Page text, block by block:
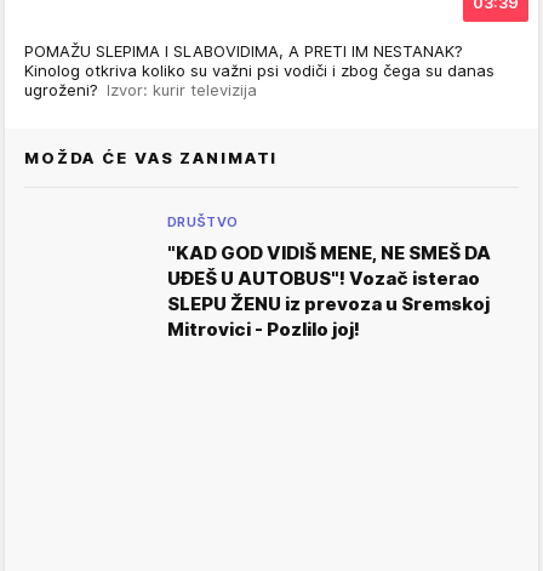
POMAŽU SLEPIMA I SLABOVIDIMA, A PRETI IM NESTANAK?
Kinolog otkriva koliko su važni psi vodiči i zbog čega su danas
ugroženi? Izvor: kurir televizija
MOŽDA ĆE VAS ZANIMATI
DRUŠTVO
"KAD GOD VIDIŠ MENE, NE SMEŠ DA
UĐEŠ U AUTOBUS"! Vozač isterao
SLEPU ŽENU iz prevoza u Sremskoj
Mitrovici - Pozlilo joj!